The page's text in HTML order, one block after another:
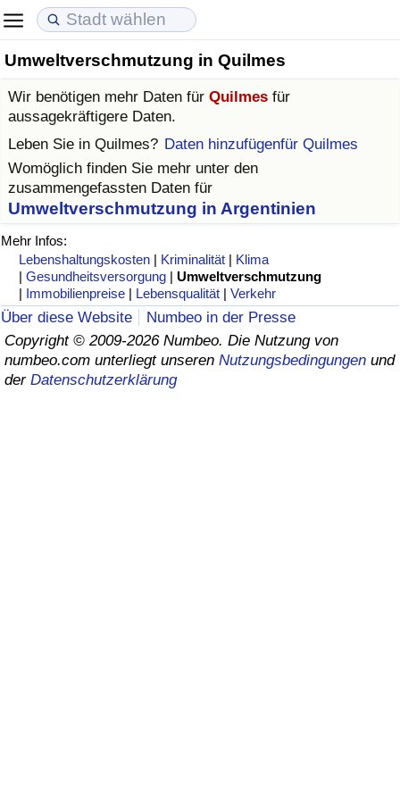
Umweltverschmutzung in Quilmes
Wir benötigen mehr Daten für Quilmes für
aussagekräftigere Daten.
Leben Sie in Quilmes? Daten hinzufügenfür Quilmes
Womöglich finden Sie mehr unter den
zusammengefassten Daten für
Umweltverschmutzung in Argentinien
Mehr Infos:
Lebenshaltungskosten | Kriminalität | Klima
|Gesundheitsversorgung |Umweltverschmutzung
| Immobilienpreise | Lebensqualität |Verkehr
Über diese Website
Numbeo in der Presse
Copyright © 2009-2026 Numbeo. Die Nutzung von
numbeo.com unterliegt unseren Nutzungsbedingungen und
der Datenschutzerklärung
Lebenshaltungskosten
Lebenshaltungskosten-Index (aktuell)
Lebenshaltungskosten-Index
Lebenshaltungskosten-Index nach Land
in Akaba
Immobilienpreise
Immobilienpreis-Index (aktuell)
Immobilienpreis-Index
Immobilienpreis-Index nach Land
Lebensqualität
Lebensqualität-Index
Lebensqualität-Index (aktuell)
Lebensqualitätsindex nach Land
Kriminalität
Kriminalitäts-Index (aktuell)
Kriminalitäts-Index
Kriminalitätsindex nach Land